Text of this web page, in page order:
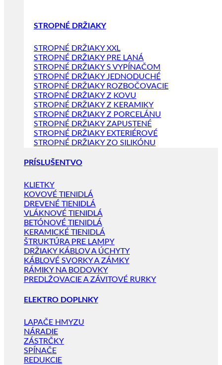
STROPNÉ DRŽIAKY
STROPNÉ DRŽIAKY XXL
STROPNÉ DRŽIAKY PRE LANÁ
STROPNÉ DRŽIAKY S VYPÍNAČOM
STROPNÉ DRŽIAKY JEDNODUCHÉ
STROPNÉ DRŽIAKY ROZBOČOVACIE
STROPNÉ DRŽIAKY Z KOVU
STROPNÉ DRŽIAKY Z KERAMIKY
STROPNÉ DRŽIAKY Z PORCELÁNU
STROPNÉ DRŽIAKY ZAPUSTENÉ
STROPNÉ DRŽIAKY EXTERIÉROVÉ
STROPNÉ DRŽIAKY ZO SILIKÓNU
PRÍSLUŠENTVO
KLIETKY
KOVOVÉ TIENIDLÁ
DREVENÉ TIENIDLÁ
VLÁKNOVÉ TIENIDLÁ
BETÓNOVÉ TIENIDLÁ
KERAMICKÉ TIENIDLÁ
ŠTRUKTÚRA PRE LAMPY
DRŽIAKY KÁBLOV A ÚCHYTY
KÁBLOVÉ SVORKY A ZÁMKY
RÁMIKY NA BODOVKY
PREDLŽOVACIE A ZÁVITOVÉ RURKY
ELEKTRO DOPLNKY
LAPAČE HMYZU
NÁRADIE
ZÁSTRČKY
SPÍNAČE
REDUKCIE